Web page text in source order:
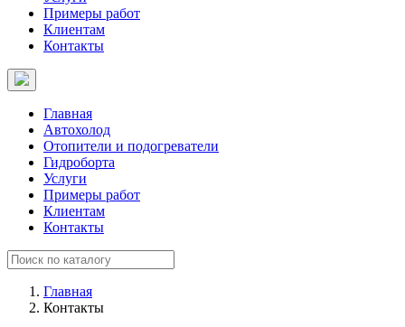
Примеры работ
Клиентам
Контакты
Главная
Автохолод
Отопители и подогреватели
Гидроборта
Услуги
Примеры работ
Клиентам
Контакты
Главная
Контакты